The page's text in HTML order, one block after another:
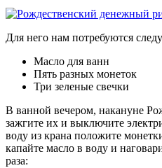
Для него нам потребуются
Масло для ванн
Пять разных монеток
Три зеленые свечки
В ванной вечером, накануне
зажгите их и выключите
воду из крана положите
капайте масло в воду и
раза: